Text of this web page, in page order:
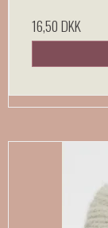
16,50 DKK